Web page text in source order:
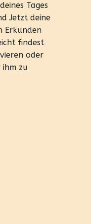
Tages
Jetzt deine
Erkunden
findest
oder
zu